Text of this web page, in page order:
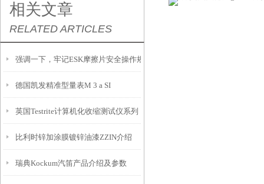
相关文章
RELATED ARTICLES
强调一下，牢记ESK摩擦片安全操作规定很重要
德国凯发精准型量表M 3 a SI
英国Testrite计算机化收缩测试仪系列
比利时锌加涂膜镀锌油漆ZZIN介绍
瑞典Kockum汽笛产品介绍及参数